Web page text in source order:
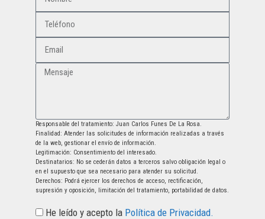
Responsable del tratamiento: Juan Carlos Funes De La Rosa.
Finalidad: Atender las solicitudes de información realizadas a través
de la web, gestionar el envío de información.
Legitimación: Consentimiento del interesado.
Destinatarios: No se cederán datos a terceros salvo obligación legal o
en el supuesto que sea necesario para atender su solicitud.
Derechos: Podrá ejercer los derechos de acceso, rectificación,
supresión y oposición, limitación del tratamiento, portabilidad de datos.
He leído y acepto la Política de Privacidad.